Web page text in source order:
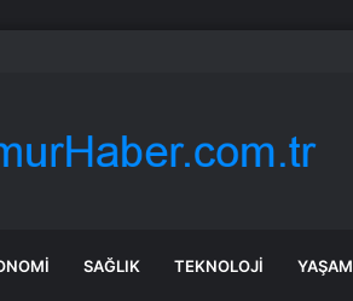
99 cenaze çıkarıldı
SAĞLIK TEKNOLOJI YAŞAM